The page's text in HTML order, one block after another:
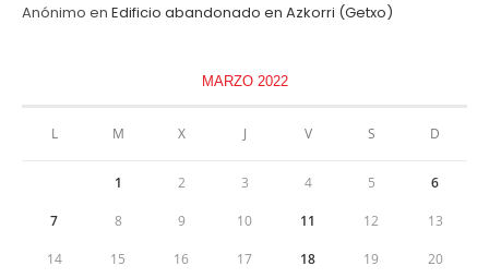
Anónimo en Edificio abandonado en Azkorri (Getxo)
MARZO 2022
L M X J V S D
1 2 3 4 5 6
7 8 9 10 11 12 13
14 15 16 17 18 19 20